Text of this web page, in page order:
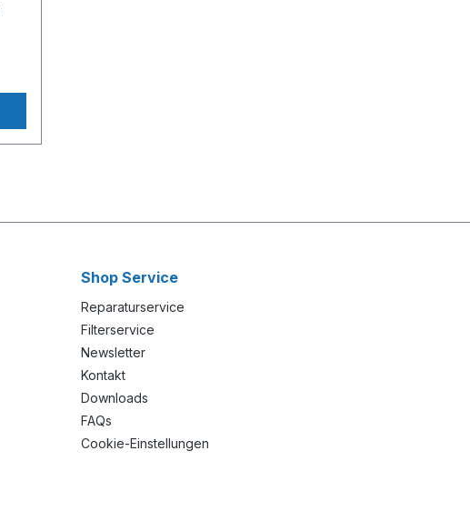
Shop Service
Reparaturservice
Filterservice
Newsletter
Kontakt
Downloads
FAQs
Cookie-Einstellungen